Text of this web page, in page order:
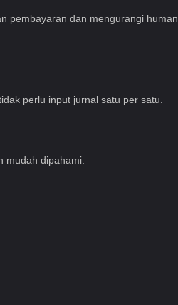
pembayaran dan mengurangi human
perlu input jurnal satu per satu.
mudah dipahami.